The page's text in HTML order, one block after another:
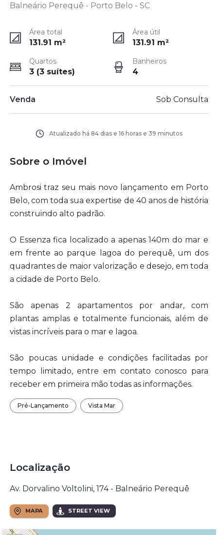
Balneário Perequê - Porto Belo - SC
Área total
131.91 m²
Área útil
131.91 m²
Quartos
3 (3 suítes)
Banheiros
4
Venda Sob Consulta
Atualizado há 84 dias e 16 horas e 39 minutos
Sobre o Imóvel
Ambrosi traz seu mais novo lançamento em Porto
Belo, com toda sua expertise de 40 anos de história
construindo alto padrão.
O Essenza fica localizado a apenas 140m do mar e
em frente ao parque lagoa do perequê, um dos
quadrantes de maior valorização e desejo, em toda
a cidade de Porto Belo.
São apenas 2 apartamentos por andar, com
plantas amplas e totalmente funcionais, além de
vistas incríveis para o mar e lagoa.
São poucas unidade e condições facilitadas por
tempo limitado, entre em contato conosco para
receber em primeira mão todas as informações.
Pré-Lançamento Vista Mar
Localização
Av. Dorvalino Voltolini, 174 - Balneário Perequê
MAPA STREET VIEW